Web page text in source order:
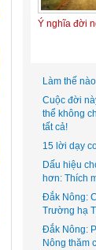
Ý nghĩa đời
Làm thế
Cuộc đời
thể không
tất cả!
15 lời dạy
Dấu hiệu
hơn: Thích
Đắk Nông:
Trường hạ
Đắk Nông:
Nông thăm